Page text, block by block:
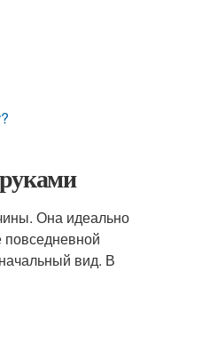
Она идеально
повседневной
вид. В